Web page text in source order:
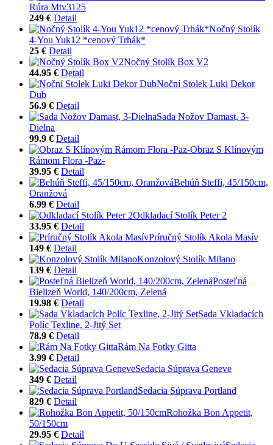
Rúra Mtv3125
249 € Detail
Nočný Stolík
4-You Yuk12 *cenový Trhák*
25 € Detail
Nočný Stolík Box V2
44.95 € Detail
Noční Stolek Luki Dekor
Dub
56.9 € Detail
Sada Nožov Damast, 3-
Dielna
99.9 € Detail
Obraz S Klínovým
Rámom Flora -Paz-
39.95 € Detail
Behúň Steffi, 45/150cm,
Oranžová
6.99 € Detail
Odkladací Stolík Peter 2
33.95 € Detail
Príručný Stolík Akola Masív
149 € Detail
Konzolový Stolík Milano
139 € Detail
Posteľná
Bielizeň World, 140/200cm, Zelená
19.98 € Detail
Sada Vkladacích
Políc Texline, 2-Jitý Set
78.9 € Detail
Rám Na Fotky Gitta
3.99 € Detail
Sedacia Súprava Geneve
349 € Detail
Sedacia Súprava Portland
829 € Detail
Rohožka Bon Appetit,
50/150cm
29.95 € Detail